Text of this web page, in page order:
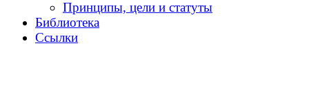
Принципы, цели и статуты
Библиотека
Ссылки